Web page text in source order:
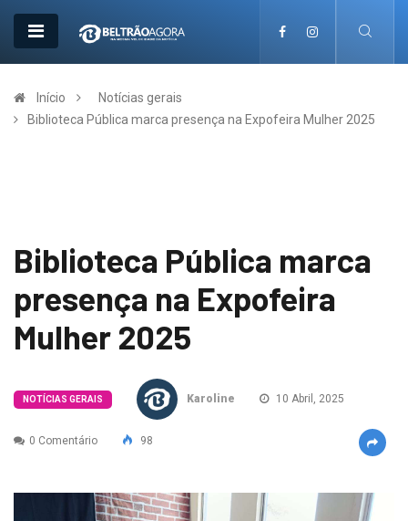
Início
Notícias gerais
Biblioteca Pública marca presença na Expofeira Mulher 2025
Biblioteca Pública marca
presença na Expofeira
Mulher 2025
NOTÍCIAS GERAIS Karoline 10 Abril, 2025
0 Comentário 98